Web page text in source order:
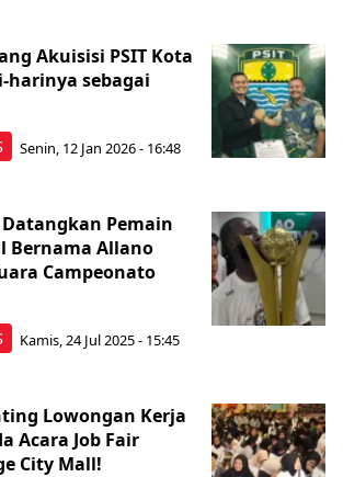
Akuisisi PSIT Kota
harinya sebagai
Senin, 12 Jan 2026 - 16:48
Pemain
Bernama Allano
Campeonato
Kamis, 24 Jul 2025 - 15:45
Lowongan Kerja
Acara Job Fair
City Mall!